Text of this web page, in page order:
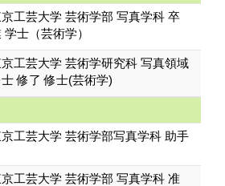
工芸大学 芸術学部 写真学科 卒
学士（芸術学）
工芸大学 芸術学研究科 写真領域
修了 修士(芸術学)
工芸大学 芸術学部写真学科 助手
工芸大学 芸術学部 写真学科 准